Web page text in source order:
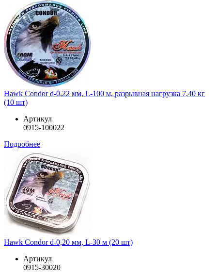
Hawk Condor d-0,22 мм, L-100 м, разрывная нагрузка 7,40 кг
(10 шт)
Артикул
0915-100022
Подробнее
Hawk Condor d-0,20 мм, L-30 м (20 шт)
Артикул
0915-30020